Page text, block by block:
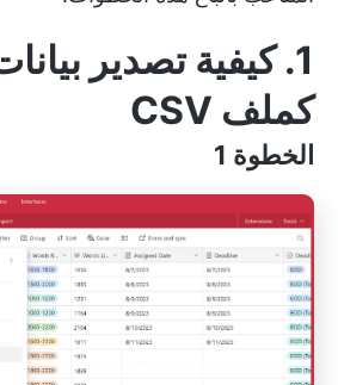
كملف CSV
الخطوة 1